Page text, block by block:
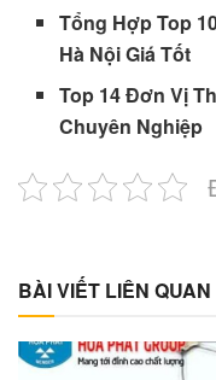
Tổng Hợp Top
Hà Nội Giá Tốt
Top 14 Đơn Vị
Chuyên Nghiệp
BÀI VIẾT LIÊN QUAN